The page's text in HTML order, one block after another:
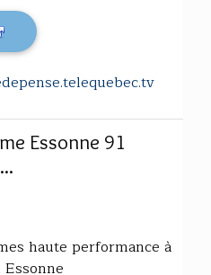
Essonne 91
haute performance à